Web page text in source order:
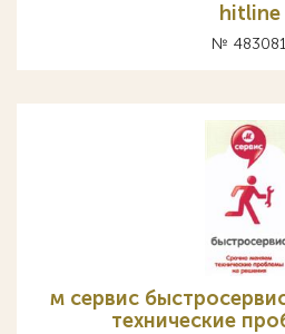
hitline
№
м сервис
технические